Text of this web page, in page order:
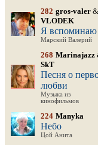
282 gros-valer &
VLODEK
Я вспоминаю
Марский Валерий
268 Marinajazz
SkT
Песня о
любви
Музыка из
кинофильмов
224 Manyka
Небо
Цой Анита